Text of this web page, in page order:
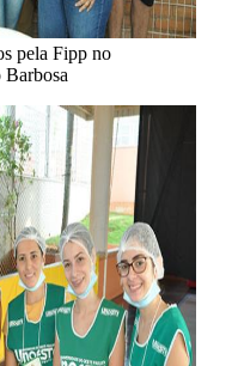
pela Fipp no
Barbosa